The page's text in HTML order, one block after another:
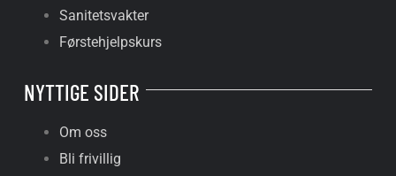
Sanitetsvakter
Førstehjelpskurs
NYTTIGE SIDER
Om oss
Bli frivillig